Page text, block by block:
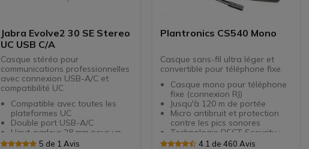
Jabra Evolve2 30 SE Stereo
UC USB C/A
Casque stéréo pour
communications professionnelles
avec connexion USB-A/C et
compatibilité UC
Compatible avec toutes les
plateformes UC
Double port USB-A/C
Haut-parleur 28 mm pour un
son clair5 de 1 Avis
Plantronics CS540 Mono
Casque sans-fil ultra léger et
convertible pour téléphone fixe.
Casque mono pour téléphone
fixe (connexion RJ)
Jusqu'à 120 m de portée
Micro antibruit et protection
contre les pics sonores
Technologie DECT Security :
conversations inviolables
4.1 de 460 Avis